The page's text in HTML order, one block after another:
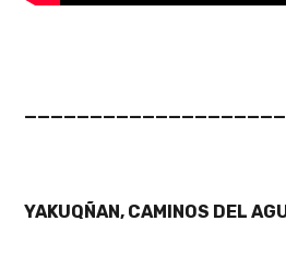
YAKUQÑAN, CAMINOS DEL